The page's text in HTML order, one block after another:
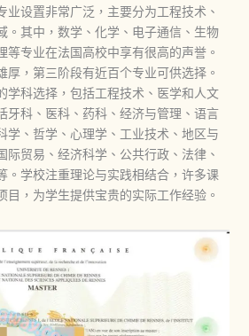
业设置非常广泛，主要分为工程技术、
。其中，数学、化学、电子通信、生物
等专业在法国高校中享有很高的声誉。
厚，第三阶段有近百个专业可供选择。
学科选择，包括工程技术、医学和人文
牙科、医科、药科、经济与管理、语言
学、哲学、心理学、工业技术、地区与
际贸易、经济科学、公共行政、法律、
。学校注重理论与实践相结合，许多课
目，为学生提供宝贵的实际工作经验‌。